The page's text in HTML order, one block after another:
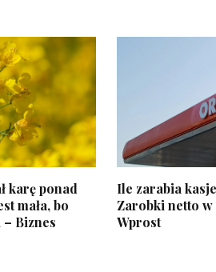
karę ponad
mała, bo
– Biznes
Ile zarabia
Zarobki netto
Wprost